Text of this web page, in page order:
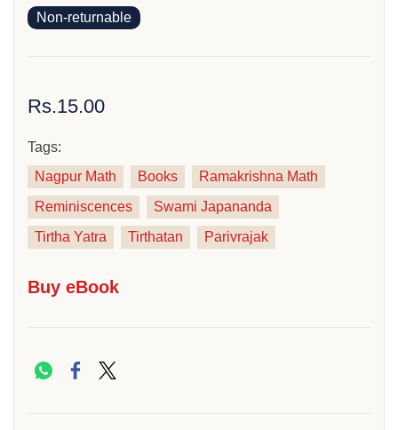
Non-returnable
Rs.15.00
Tags:
Nagpur Math
Books
Ramakrishna Math
Reminiscences
Swami Japananda
Tirtha Yatra
Tirthatan Parivrajak
Buy eBook